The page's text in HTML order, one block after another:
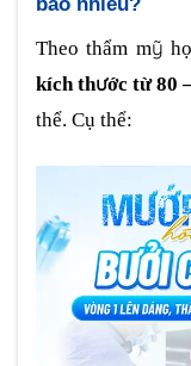
Theo thẩm mỹ
kích thước từ 80
thể. Cụ thể: